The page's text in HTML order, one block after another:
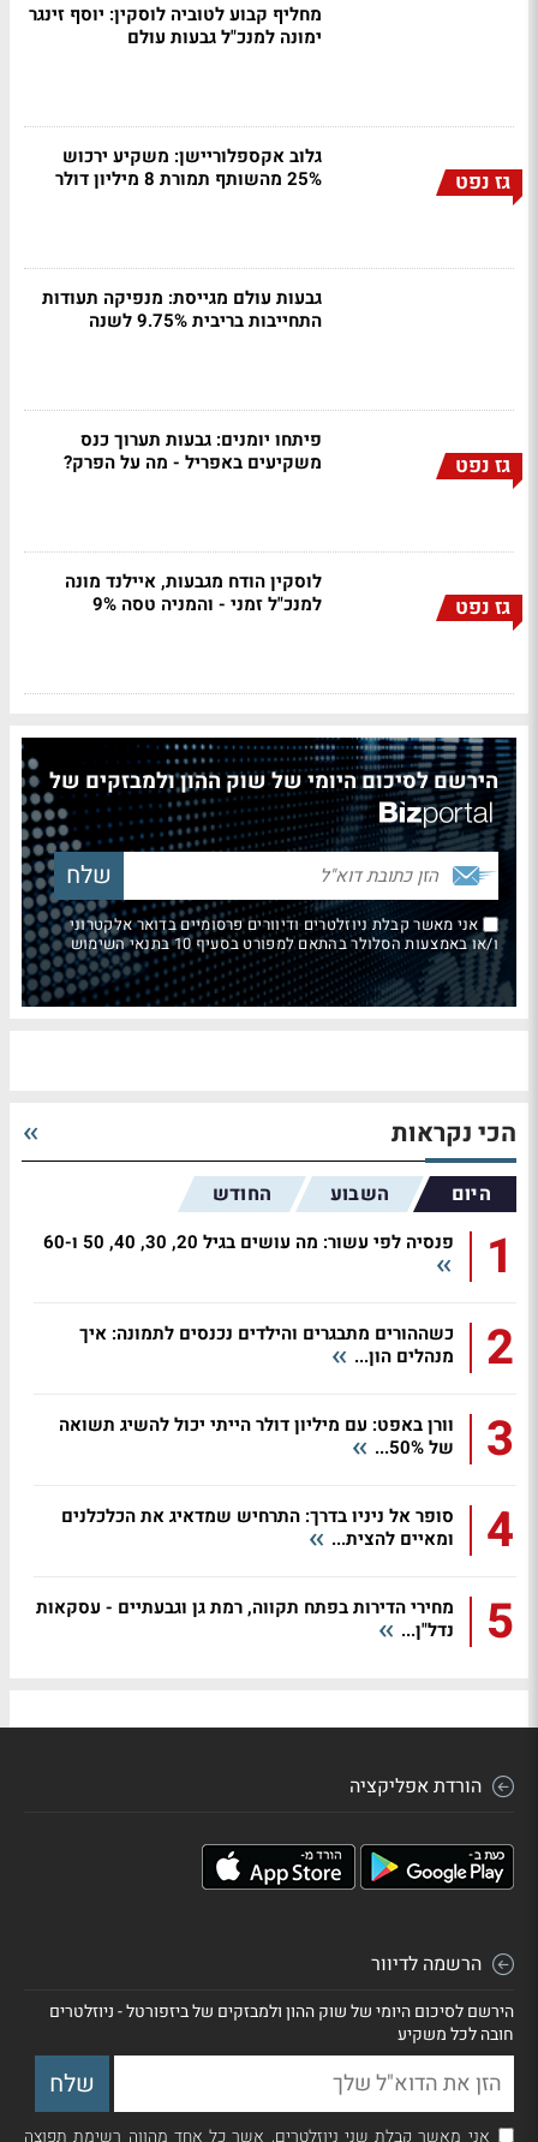
מחליף קבוע לטוביה לוסקין: יוסף זינגר
ימונה למנכ"ל גבעות עולם
גז נפט
גלוב אקספלוריישן: משקיע ירכוש
25% מהשותף תמורת 8 מיליון דולר
גבעות עולם מגייסת: מנפיקה תעודות
התחייבות בריבית 9.75% לשנה
גז נפט
פיתחו יומנים: גבעות תערוך כנס
משקיעים באפריל - מה על הפרק?
גז נפט
לוסקין הודח מגבעות, איילנד מונה
למנכ"ל זמני - והמניה טסה 9%
הירשם לסיכום היומי של שוק ההון ולמבזקים של
אני מאשר קבלת ניוזלטרים ודיוורים פרסומיים בדואר אלקטרוני
ו/או באמצעות הסלולר בהתאם למפורט בסעיף 10 בתנאי השימוש
הכי נקראות
היום השבוע החודש
1 פנסיה לפי עשור: מה עושים בגיל 20, 30, 40, 50 ו-60
2
כשההורים מתבגרים והילדים נכנסים לתמונה: איך
מנהלים הון...
3
וורן באפט: עם מיליון דולר הייתי יכול להשיג תשואה
של 50%...
4
סופר אל ניניו בדרך: התרחיש שמדאיג את הכלכלנים
ומאיים להצית...
5
מחירי הדירות בפתח תקווה, רמת גן וגבעתיים - עסקאות
נדל"ן...
הורדת אפליקציה
הרשמה לדיוור
הירשם לסיכום היומי של שוק ההון ולמבזקים של ביזפורטל - ניוזלטרים
חובה לכל משקיע
אני מאשר קבלת שני ניוזלטרים, אשר כל אחד מהווה רשימת תפוצה